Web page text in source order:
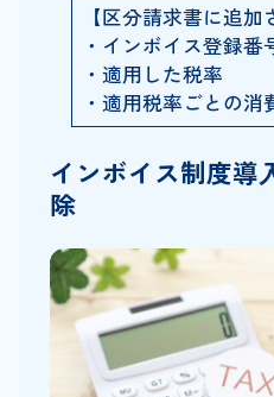
【区分請求書に追加
・インボイス登録番
・適用した税率
・適用税率ごとの消
インボイス制度導
除